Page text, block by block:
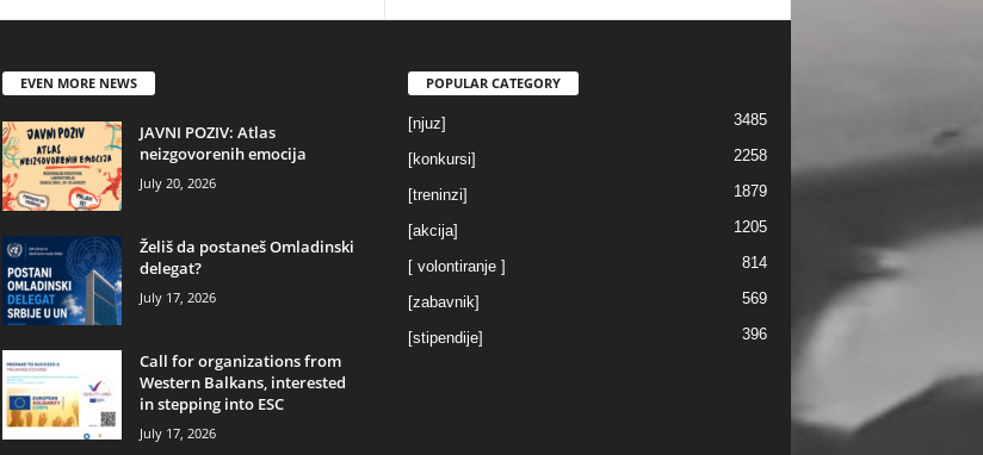
EVEN MORE NEWS
JAVNI POZIV: Atlas
neizgovorenih emocija
July 20, 2026
Želiš da postaneš Omladinski
delegat?
July 17, 2026
Call for organizations from
Western Balkans, interested
in stepping into ESC
July 17, 2026
POPULAR CATEGORY
[njuz] 3485
[konkursi] 2258
[treninzi] 1879
[akcija] 1205
[ volontiranje ] 814
[zabavnik] 569
[stipendije] 396